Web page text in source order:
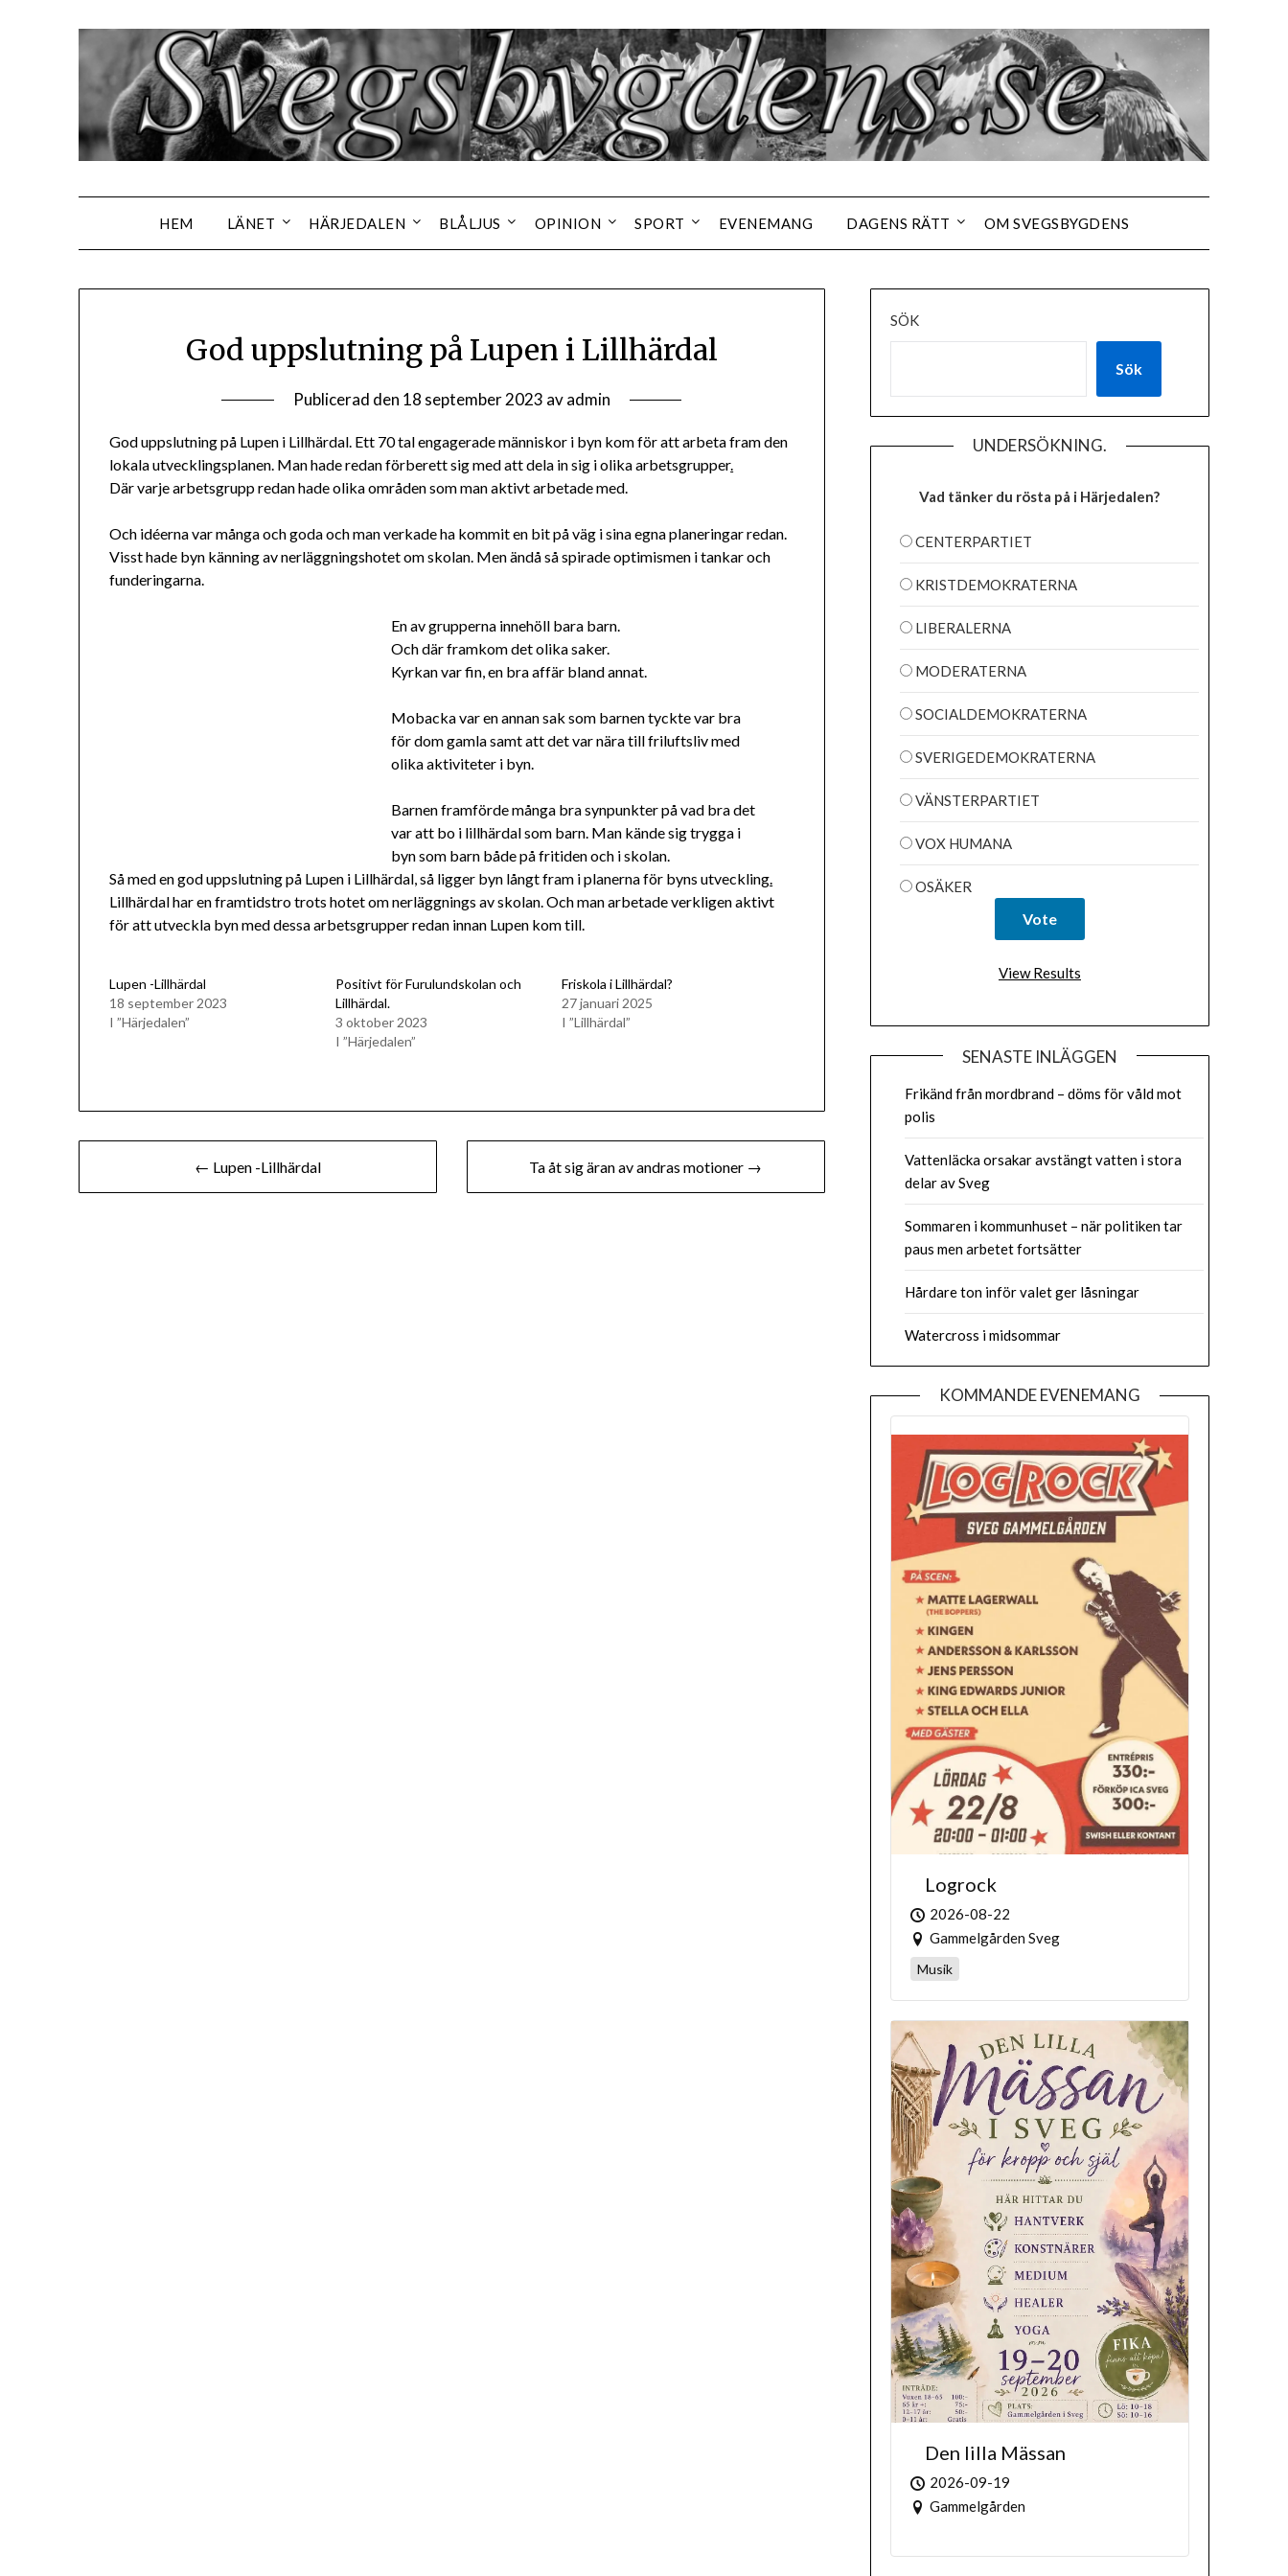
HEM LÄNET HÄRJEDALEN BLÅLJUS OPINION SPORT EVENEMANG DAGENS RÄTT OM SVEGSBYGDENS
God uppslutning på Lupen i Lillhärdal
Publicerad den 18 september 2023 avadmin
God uppslutning på Lupen i Lillhärdal. Ett 70 tal engagerade människor i byn kom för att arbeta fram den
lokala utvecklingsplanen. Man hade redan förberett sig med att dela in sig i olika arbetsgrupper.
Där varje arbetsgrupp redan hade olika områden som man aktivt arbetade med.
Och idéerna var många och goda och man verkade ha kommit en bit på väg i sina egna planeringar redan.
Visst hade byn känning av nerläggningshotet om skolan. Men ändå så spirade optimismen i tankar och
funderingarna.
En av grupperna innehöll bara barn.
Och där framkom det olika saker.
Kyrkan var fin, en bra affär bland annat.
Mobacka var en annan sak som barnen tyckte var bra
för dom gamla samt att det var nära till friluftsliv med
olika aktiviteter i byn.
Barnen framförde många bra synpunkter på vad bra det
var att bo i lillhärdal som barn. Man kände sig trygga i
byn som barn både på fritiden och i skolan.
Så med en god uppslutning på Lupen i Lillhärdal, så ligger byn långt fram i planerna för byns utveckling.
Lillhärdal har en framtidstro trots hotet om nerläggnings av skolan. Och man arbetade verkligen aktivt
för att utveckla byn med dessa arbetsgrupper redan innan Lupen kom till.
Lupen -Lillhärdal
18 september 2023
I ”Härjedalen”
Positivt för Furulundskolan och
Lillhärdal.
3 oktober 2023
I ”Härjedalen”
Friskola i Lillhärdal?
27 januari 2025
I ”Lillhärdal”
Inläggsnavigering← Lupen -Lillhärdal Ta åt sig äran av andras motioner →
SÖK
Sök
UNDERSÖKNING.
Vad tänker du rösta på i Härjedalen?
CENTERPARTIET
KRISTDEMOKRATERNA
LIBERALERNA
MODERATERNA
SOCIALDEMOKRATERNA
SVERIGEDEMOKRATERNA
VÄNSTERPARTIET
VOX HUMANA
OSÄKER
View Results
SENASTE INLÄGGEN
Frikänd från mordbrand – döms för våld mot
polis
Vattenläcka orsakar avstängt vatten i stora
delar av Sveg
Sommaren i kommunhuset – när politiken tar
paus men arbetet fortsätter
Hårdare ton inför valet ger låsningar
Watercross i midsommar
KOMMANDE EVENEMANG
Logrock
2026-08-22
Gammelgården Sveg
Musik
Den lilla Mässan
2026-09-19
Gammelgården